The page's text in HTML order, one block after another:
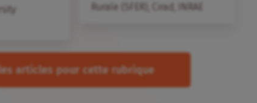
Rurale (SFER)
Cirad INRAE
articles pour cette rubrique